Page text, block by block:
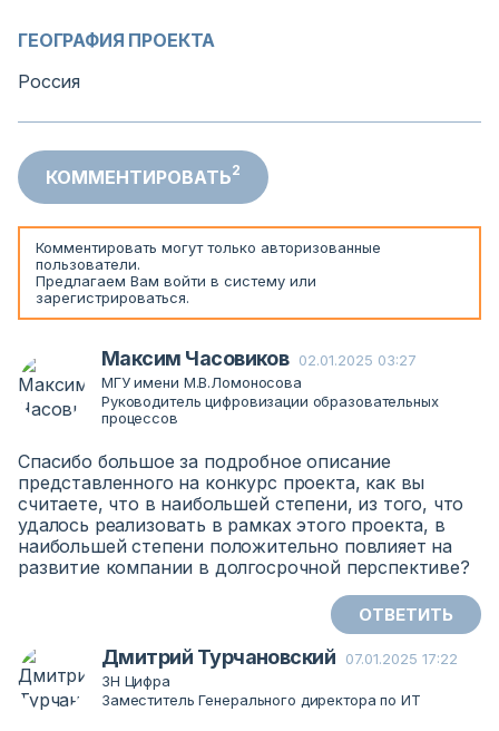
ГЕОГРАФИЯ ПРОЕКТА
Россия
КОММЕНТИРОВАТЬ2
Комментировать могут только авторизованные
пользователи.
Предлагаем Вам войти в систему или
зарегистрироваться.
Максим Часовиков
02.01.2025 03:27
МГУ имени М.В.Ломоносова
Руководитель цифровизации образовательных
процессов
Спасибо большое за подробное описание
представленного на конкурс проекта, как вы
считаете, что в наибольшей степени, из того, что
удалось реализовать в рамках этого проекта, в
наибольшей степени положительно повлияет на
развитие компании в долгосрочной перспективе?
ОТВЕТИТЬ
Дмитрий Турчановский
07.01.2025 17:22
ЗН Цифра
Заместитель Генерального директора по ИТ